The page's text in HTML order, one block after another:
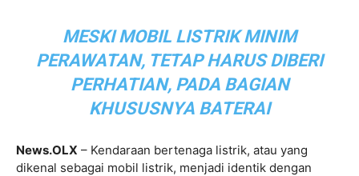
MESKI MOBIL LISTRIK MINIM
PERAWATAN, TETAP HARUS DIBERI
PERHATIAN, PADA BAGIAN
KHUSUSNYA BATERAI
News.OLX – Kendaraan bertenaga listrik, atau yang
dikenal sebagai mobil listrik, menjadi identik dengan